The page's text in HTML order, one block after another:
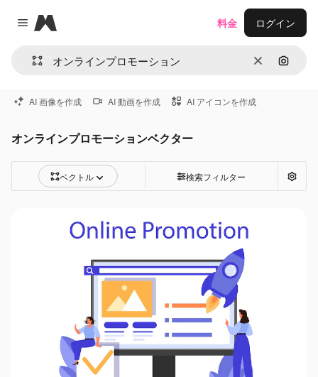
Close menu
Magnific
消去 画像で
料金 ログイン
AI 画像を作成 AI 動画を作成 AI アイコンを作成
オンラインプロモーションベクター
ベクトル 検索フィルター